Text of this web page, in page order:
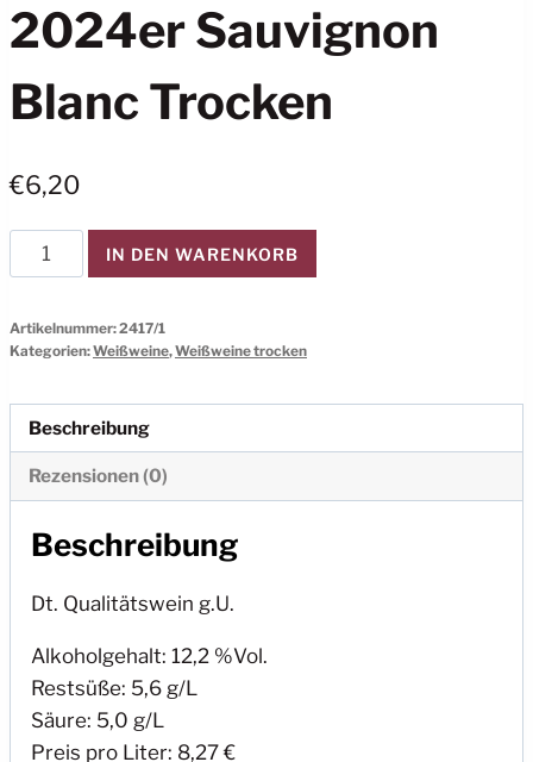
2024er Sauvignon
Blanc Trocken
€6,20
2024er
Sauvignon
trocken
IN DEN WARENKORB
Artikelnummer:2417/1
Kategorien:Weißweine,Weißweine trocken
Beschreibung
Rezensionen (0)
Beschreibung
Dt. Qualitätswein g.U.
Alkoholgehalt: 12,2 %Vol.
Restsüße: 5,6 g/L
Säure: 5,0 g/L
Preis pro Liter: 8,27 €